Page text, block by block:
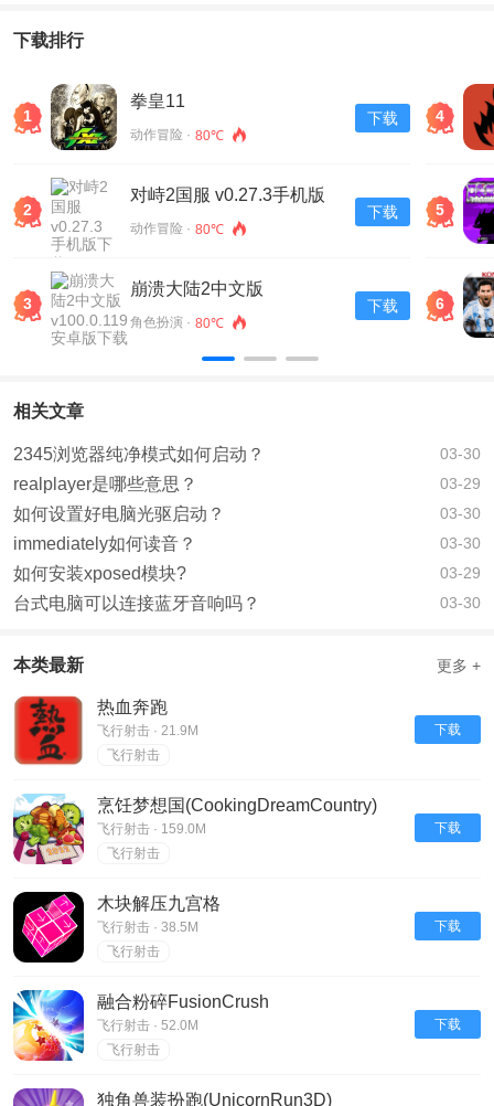
下载排行
1
拳皇11
动作冒险 · 80℃
下载
2
对峙2国服 v0.27.3手机版
下载
动作冒险 · 80℃
下载
3
崩溃大陆2中文版
v100.0.119安卓版下载
角色扮演 · 80℃
下载
4
5
6
相关文章
2345浏览器纯净模式如何启动？ 03-30
realplayer是哪些意思？ 03-29
如何设置好电脑光驱启动？ 03-30
immediately如何读音？ 03-30
如何安装xposed模块? 03-29
台式电脑可以连接蓝牙音响吗？ 03-30
本类最新 更多 +
热血奔跑
飞行射击 · 21.9M
飞行射击
下载
烹饪梦想国(CookingDreamCountry)
飞行射击 · 159.0M
飞行射击
下载
木块解压九宫格
飞行射击 · 38.5M
飞行射击
下载
融合粉碎FusionCrush
飞行射击 · 52.0M
飞行射击
下载
独角兽装扮跑(UnicornRun3D)